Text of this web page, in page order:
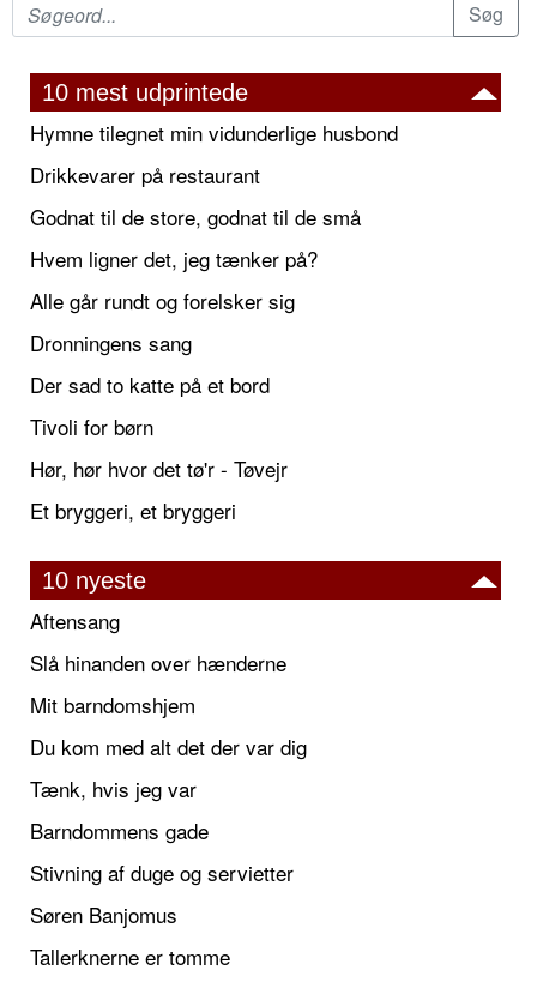
10 mest udprintede
Hymne tilegnet min vidunderlige husbond
Drikkevarer på restaurant
Godnat til de store, godnat til de små
Hvem ligner det, jeg tænker på?
Alle går rundt og forelsker sig
Dronningens sang
Der sad to katte på et bord
Tivoli for børn
Hør, hør hvor det tø'r - Tøvejr
Et bryggeri, et bryggeri
10 nyeste
Aftensang
Slå hinanden over hænderne
Mit barndomshjem
Du kom med alt det der var dig
Tænk, hvis jeg var
Barndommens gade
Stivning af duge og servietter
Søren Banjomus
Tallerknerne er tomme